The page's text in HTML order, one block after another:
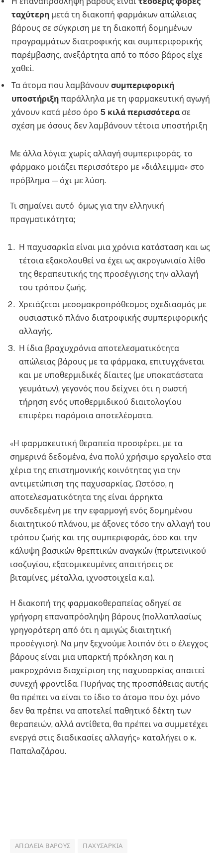
ταχύτερη μετά τη διακοπή φαρμάκων απώλειας
βάρους σε σύγκριση με τη διακοπή δομημένων
προγραμμάτων διατροφικής και συμπεριφορικής
παρέμβασης, ανεξάρτητα από το πόσο βάρος είχε
χαθεί.
Τα άτομα που λαμβάνουν συμπεριφορική
υποστήριξη παράλληλα με τη φαρμακευτική αγωγή
χάνουν κατά μέσο όρο 5 κιλά περισσότερα σε
σχέση με όσους δεν λαμβάνουν τέτοια υποστήριξη
Με άλλα λόγια: χωρίς αλλαγή συμπεριφοράς, το
φάρμακο μοιάζει περισσότερο με «διάλειμμα» στο
πρόβλημα — όχι με λύση.
Τι σημαίνει αυτό όμως για την ελληνική
πραγματικότητα;
Η παχυσαρκία είναι μια χρόνια κατάσταση και ως
τέτοια εξακολουθεί να έχει ως ακρογωνιαίο λίθο
της θεραπευτικής της προσέγγισης την αλλαγή
του τρόπου ζωής.
Χρειάζεται μεσομακροπρόθεσμος σχεδιασμός με
ουσιαστικό πλάνο διατροφικής συμπεριφορικής
αλλαγής.
Η ίδια βραχυχρόνια αποτελεσματικότητα
απώλειας βάρους με τα φάρμακα, επιτυγχάνεται
και με υποθερμιδικές δίαιτες (με υποκατάστατα
γευμάτων), γεγονός που δείχνει ότι η σωστή
τήρηση ενός υποθερμιδικού διαιτολογίου
επιφέρει παρόμοια αποτελέσματα.
«Η φαρμακευτική θεραπεία προσφέρει, με τα
σημερινά δεδομένα, ένα πολύ χρήσιμο εργαλείο στα
χέρια της επιστημονικής κοινότητας για την
αντιμετώπιση της παχυσαρκίας. Ωστόσο, η
αποτελεσματικότητα της είναι άρρηκτα
συνδεδεμένη με την εφαρμογή ενός δομημένου
διαιτητικού πλάνου, με άξονες τόσο την αλλαγή του
τρόπου ζωής και της συμπεριφοράς, όσο και την
κάλυψη βασικών θρεπτικών αναγκών (πρωτεϊνικού
ισοζυγίου, εξατομικευμένες απαιτήσεις σε
βιταμίνες, μέταλλα, ιχνοστοιχεία κ.α.).
Η διακοπή της φαρμακοθεραπείας οδηγεί σε
γρήγορη επαναπρόσληψη βάρους (πολλαπλασίως
γρηγορότερη από ότι η αμιγώς διαιτητική
προσέγγιση). Να μην ξεχνούμε λοιπόν ότι ο έλεγχος
βάρους είναι μια υπαρκτή πρόκληση και η
μακροχρόνια διαχείριση της παχυσαρκίας απαιτεί
συνεχή φροντίδα. Πυρήνας της προσπάθειας αυτής
θα πρέπει να είναι το ίδιο το άτομο που όχι μόνο
δεν θα πρέπει να αποτελεί παθητικό δέκτη των
θεραπειών, αλλά αντίθετα, θα πρέπει να συμμετέχει
ενεργά στις διαδικασίες αλλαγής» καταλήγει ο κ.
Παπαλαζάρου.
ΑΠΏΛΕΙΑ ΒΆΡΟΥΣ ΠΑΧΥΣΑΡΚΊΑ